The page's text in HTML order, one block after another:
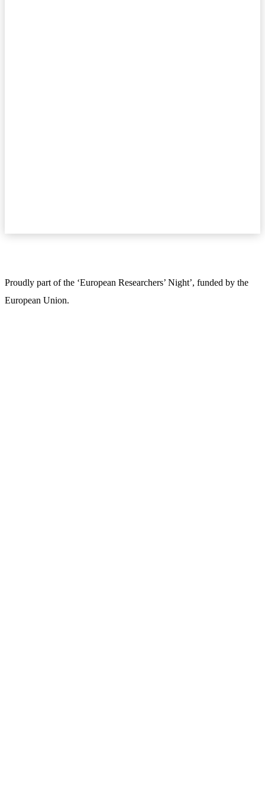
Proudly part of the ‘European Researchers’ Night’, funded by the
European Union.